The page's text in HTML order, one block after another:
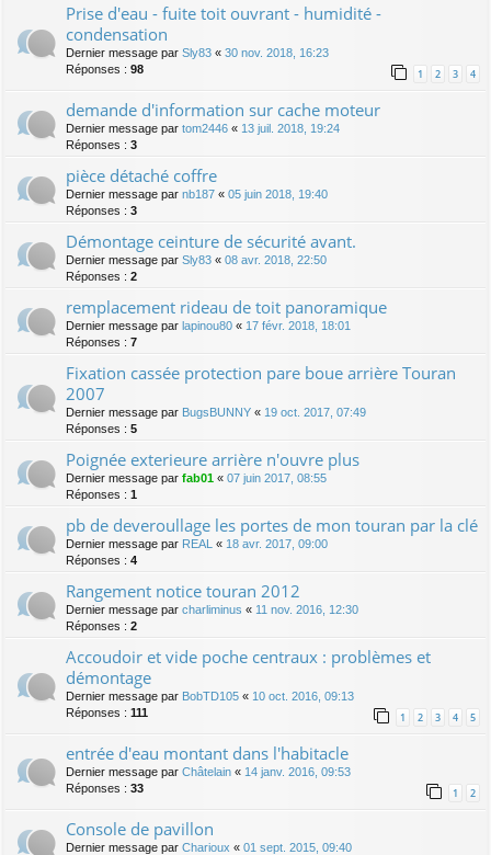
Prise d'eau - fuite toit ouvrant - humidité -
condensation
Dernier message par Sly83 « 30 nov. 2018, 16:23
Réponses : 98 1 2 3 4
demande d'information sur cache moteur
Dernier message par tom2446 « 13 juil. 2018, 19:24
Réponses : 3
pièce détaché coffre
Dernier message par nb187 « 05 juin 2018, 19:40
Réponses : 3
Démontage ceinture de sécurité avant.
Dernier message par Sly83 « 08 avr. 2018, 22:50
Réponses : 2
remplacement rideau de toit panoramique
Dernier message par lapinou80 « 17 févr. 2018, 18:01
Réponses : 7
Fixation cassée protection pare boue arrière Touran
2007
Dernier message par BugsBUNNY « 19 oct. 2017, 07:49
Réponses : 5
Poignée exterieure arrière n'ouvre plus
Dernier message par fab01 « 07 juin 2017, 08:55
Réponses : 1
pb de deveroullage les portes de mon touran par la clé
Dernier message par REAL « 18 avr. 2017, 09:00
Réponses : 4
Rangement notice touran 2012
Dernier message par charliminus « 11 nov. 2016, 12:30
Réponses : 2
Accoudoir et vide poche centraux : problèmes et
démontage
Dernier message par BobTD105 « 10 oct. 2016, 09:13
Réponses : 111 1 2 3 4 5
entrée d'eau montant dans l'habitacle
Dernier message par Châtelain « 14 janv. 2016, 09:53
Réponses : 33 1 2
Console de pavillon
Dernier message par Charioux « 01 sept. 2015, 09:40